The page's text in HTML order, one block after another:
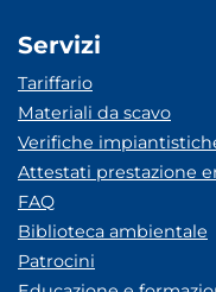
Servizi
Tariffario
Materiali da scavo
Verifiche
Attestati prestazione
FAQ
Biblioteca ambientale
Patrocini